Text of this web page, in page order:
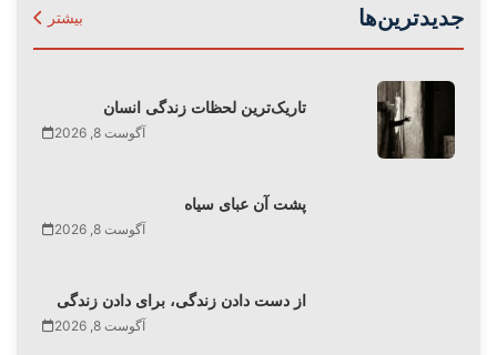
جدیدترین‌ها بیشتر
تاریک‌ترین لحظات زندگی انسان
آگوست 8, 2026
پشت آن عبای سیاه
آگوست 8, 2026
از دست دادن زندگی، برای دادن زندگی
آگوست 8, 2026